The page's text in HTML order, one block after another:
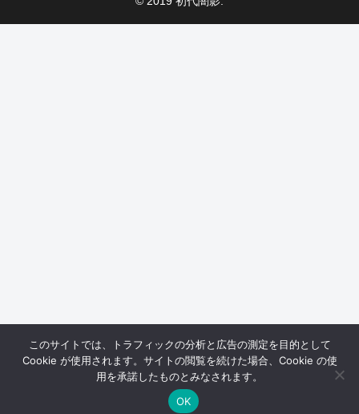
このサイトでは、トラフィックの分析と広告の測定を目的として
Cookie が使用されます。サイトの閲覧を続けた場合、Cookie の使
用を承諾したものとみなされます。
OK